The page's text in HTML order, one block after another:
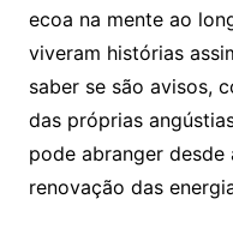
ecoa na mente ao
viveram histórias
saber se são avisos,
das próprias
pode abranger
renovação das